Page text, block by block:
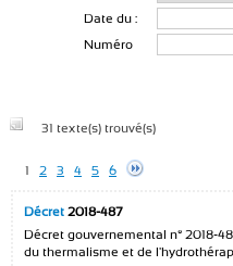
Date du :
Numéro
31 texte(s) trouvé(s)
1 2 3 4 5 6
Décret 2018-487
Décret gouvernemental n° 2018-
du thermalisme et de